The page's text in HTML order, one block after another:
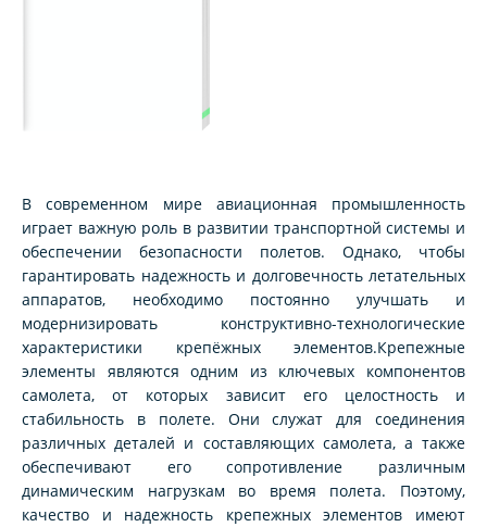
В современном мире авиационная промышленность
играет важную роль в развитии транспортной системы и
обеспечении безопасности полетов. Однако, чтобы
гарантировать надежность и долговечность летательных
аппаратов, необходимо постоянно улучшать и
модернизировать конструктивно-технологические
характеристики крепёжных элементов.Крепежные
элементы являются одним из ключевых компонентов
самолета, от которых зависит его целостность и
стабильность в полете. Они служат для соединения
различных деталей и составляющих самолета, а также
обеспечивают его сопротивление различным
динамическим нагрузкам во время полета. Поэтому,
качество и надежность крепежных элементов имеют